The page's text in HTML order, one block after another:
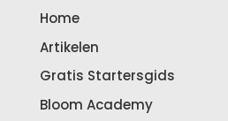
Home
Artikelen
Gratis Startersgids
Bloom Academy